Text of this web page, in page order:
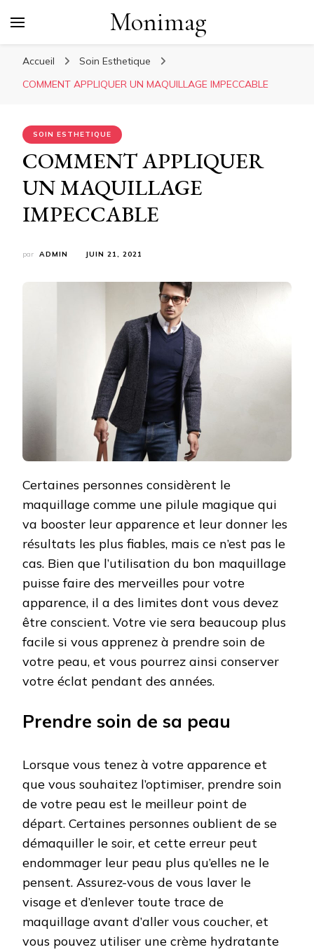
Monimag
Accueil
Soin Esthetique
COMMENT APPLIQUER UN MAQUILLAGE IMPECCABLE
SOIN ESTHETIQUE
COMMENT APPLIQUER
UN MAQUILLAGE
IMPECCABLE
par ADMIN JUIN 21, 2021
Certaines personnes considèrent le
maquillage comme une pilule magique qui
va booster leur apparence et leur donner les
résultats les plus fiables, mais ce n’est pas le
cas. Bien que l’utilisation du bon maquillage
puisse faire des merveilles pour votre
apparence, il a des limites dont vous devez
être conscient. Votre vie sera beaucoup plus
facile si vous apprenez à prendre soin de
votre peau, et vous pourrez ainsi conserver
votre éclat pendant des années.
Prendre soin de sa peau
Lorsque vous tenez à votre apparence et
que vous souhaitez l’optimiser, prendre soin
de votre peau est le meilleur point de
départ. Certaines personnes oublient de se
démaquiller le soir, et cette erreur peut
endommager leur peau plus qu’elles ne le
pensent. Assurez-vous de vous laver le
visage et d’enlever toute trace de
maquillage avant d’aller vous coucher, et
vous pouvez utiliser une crème hydratante